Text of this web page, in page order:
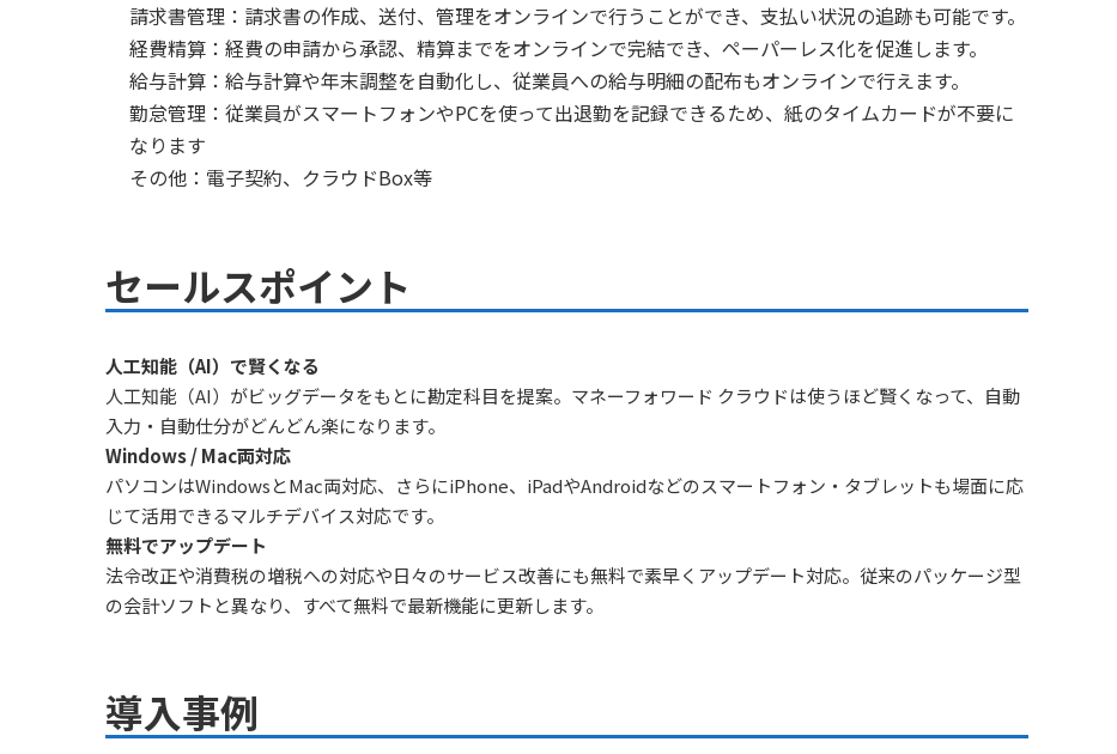
請求書管理：請求書の作成、送付、管理をオンラインで行うことができ、支払い状況の追跡も可能です。
経費精算：経費の申請から承認、精算までをオンラインで完結でき、ペーパーレス化を促進します。
給与計算：給与計算や年末調整を自動化し、従業員への給与明細の配布もオンラインで行えます。
勤怠管理：従業員がスマートフォンやPCを使って出退勤を記録できるため、紙のタイムカードが不要に
なります
その他：電子契約、クラウドBox等
セールスポイント
人工知能（AI）で賢くなる
人工知能（AI）がビッグデータをもとに勘定科目を提案。マネーフォワード クラウドは使うほど賢くなって、自動
入力・自動仕分がどんどん楽になります。
Windows / Mac両対応
パソコンはWindowsとMac両対応、さらにiPhone、iPadやAndroidなどのスマートフォン・タブレットも場面に応
じて活用できるマルチデバイス対応です。
無料でアップデート
法令改正や消費税の増税への対応や日々のサービス改善にも無料で素早くアップデート対応。従来のパッケージ型
の会計ソフトと異なり、すべて無料で最新機能に更新します。
導入事例